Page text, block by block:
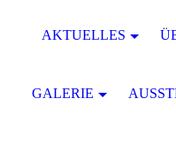
AKTUELLES
GALERIE